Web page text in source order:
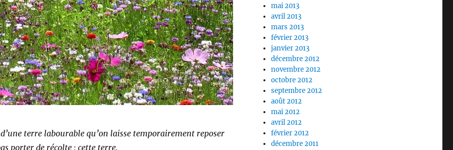
terre labourable qu’on laisse temporairement reposer
porter de récolte ; cette terre.
mai 2013
avril 2013
mars 2013
février 2013
janvier 2013
décembre 2012
novembre 2012
octobre 2012
septembre 2012
août 2012
mai 2012
avril 2012
février 2012
décembre 2011